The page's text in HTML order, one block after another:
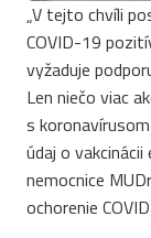
„V tejto chvíli
COVID-19
vyžaduje
Len niečo viac
s
údaj o
nemocnice
ochorenie